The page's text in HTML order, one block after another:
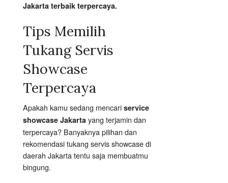
Jakarta terbaik terpercaya.
Tips Memilih
Tukang Servis
Showcase
Terpercaya
Apakah kamu sedang mencari service
showcase Jakarta yang terjamin dan
terpercaya? Banyaknya pilihan dan
rekomendasi tukang servis showcase di
daerah Jakarta tentu saja membuatmu
bingung.